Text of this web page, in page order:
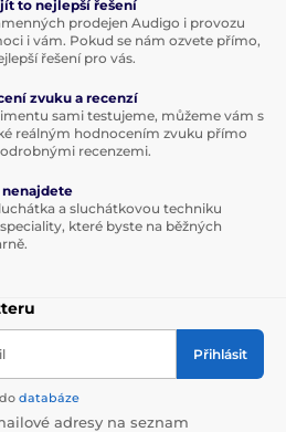
to nejlepší řešení
prodejen Audigo i provozu
i vám. Pokud se nám ozvete přímo,
řešení pro vás.
zvuku a recenzí
sami testujeme, můžeme vám s
reálným hodnocením zvuku přímo
recenzemi.
a sluchátkovou techniku
které byste na běžných
Přihlásit
databáze
adresy na seznam